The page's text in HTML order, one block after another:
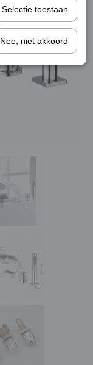
Selectie toestaan
Nee, niet akkoord